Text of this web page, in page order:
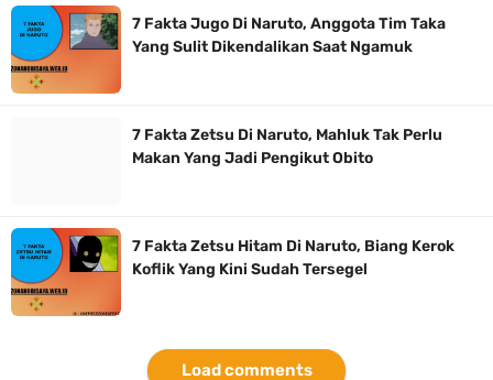
7 Fakta Jugo Di Naruto, Anggota Tim Taka
Yang Sulit Dikendalikan Saat Ngamuk
7 Fakta Zetsu Di Naruto, Mahluk Tak Perlu
Makan Yang Jadi Pengikut Obito
7 Fakta Zetsu Hitam Di Naruto, Biang Kerok
Koflik Yang Kini Sudah Tersegel
Load comments